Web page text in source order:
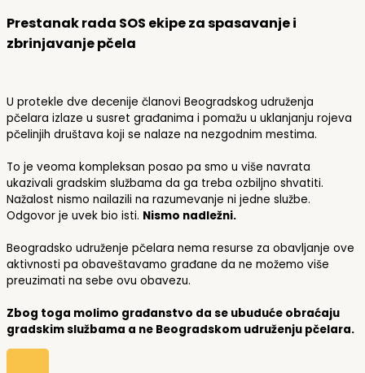
Prestanak rada SOS ekipe za spasavanje i
zbrinjavanje pčela
U protekle dve decenije članovi Beogradskog udruženja
pčelara izlaze u susret građanima i pomažu u uklanjanju rojeva
pčelinjih društava koji se nalaze na nezgodnim mestima.
To je veoma kompleksan posao pa smo u više navrata
ukazivali gradskim službama da ga treba ozbiljno shvatiti.
Nažalost nismo nailazili na razumevanje ni jedne službe.
Odgovor je uvek bio isti. Nismo nadležni.
Beogradsko udruženje pčelara nema resurse za obavljanje ove
aktivnosti pa obaveštavamo građane da ne možemo više
preuzimati na sebe ovu obavezu.
Zbog toga molimo građanstvo da se ubuduće obraćaju
gradskim službama a ne Beogradskom udruženju pčelara.